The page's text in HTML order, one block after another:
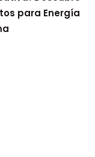
para Energía